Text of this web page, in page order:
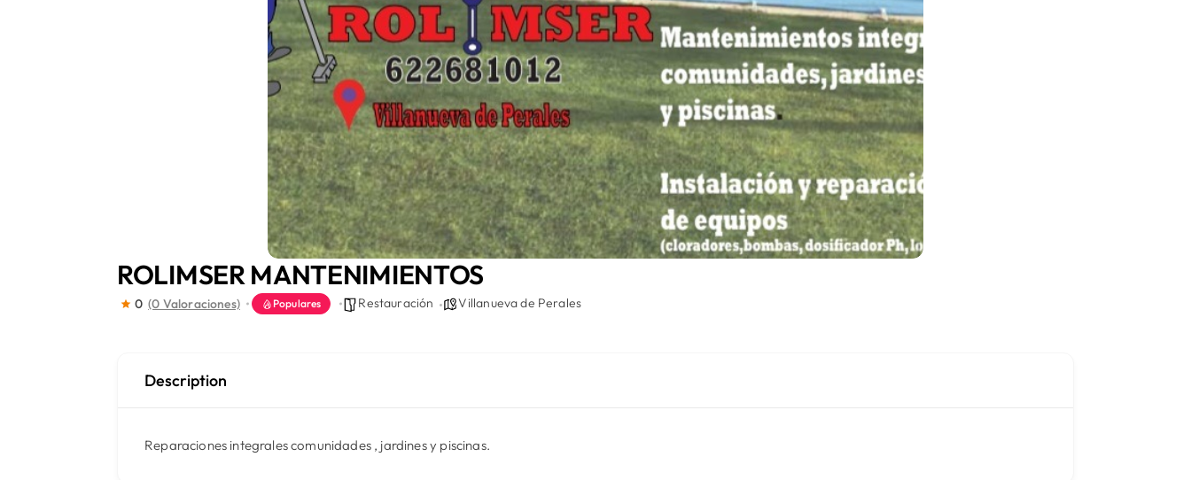
ROLIMSER MANTENIMIENTOS
0 (0 Valoraciones) Populares Restauración Villanueva de Perales
Description
Reparaciones integrales comunidades , jardines y piscinas.